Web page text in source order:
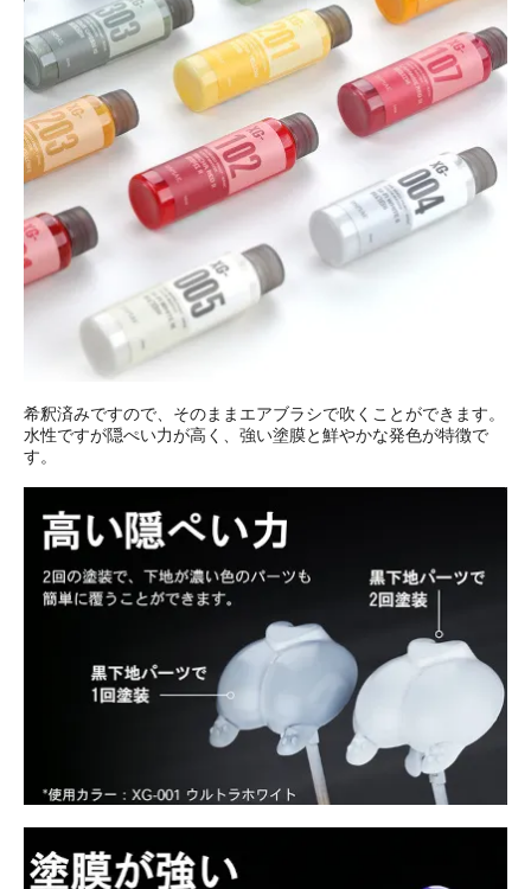
希釈済みですので、そのままエアブラシで吹くことができます。
水性ですが隠ぺい力が高く、強い塗膜と鮮やかな発色が特徴で
す。